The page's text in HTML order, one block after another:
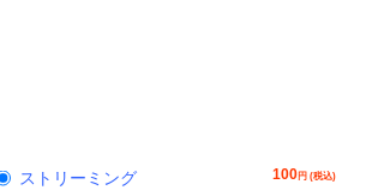
ストリーミング 100円 (税込)